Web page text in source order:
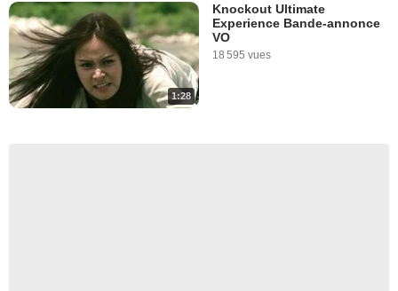
1:28
Knockout Ultimate
Experience Bande-annonce
VO
18 595 vues